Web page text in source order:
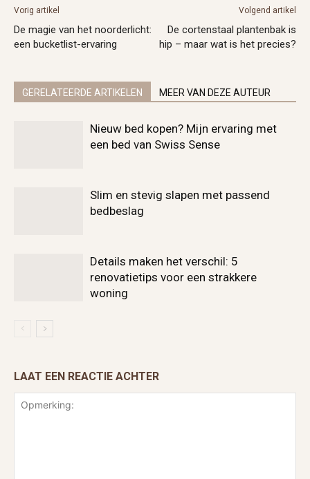
Vorig artikel
De magie van het noorderlicht:
een bucketlist-ervaring
Volgend artikel
De cortenstaal plantenbak is
hip – maar wat is het precies?
GERELATEERDE ARTIKELEN MEER VAN DEZE AUTEUR
Nieuw bed kopen? Mijn ervaring met
een bed van Swiss Sense
Slim en stevig slapen met passend
bedbeslag
Details maken het verschil: 5
renovatietips voor een strakkere
woning
LAAT EEN REACTIE ACHTER